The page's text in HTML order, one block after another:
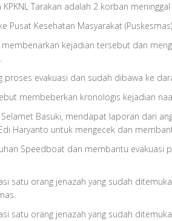
Tarakan adalah 2 korban
Pusat Kesehatan Masyarakat
kejadian tersebut dan
evakuasi dan sudah dibawa ke
membeberkan kronologis kejadian
Basuki, mendapat laporan dari
Haryanto untuk mengecek dan
Speedboat dan membantu
satu orang jenazah yang sudah
satu orang jenazah yang sudah